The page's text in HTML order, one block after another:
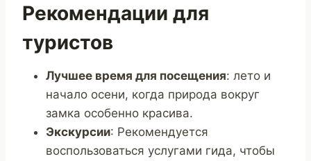
Рекомендации для
туристов
Лучшее время для посещения: лето и
начало осени, когда природа вокруг
замка особенно красива.
Экскурсии: Рекомендуется
воспользоваться услугами гида, чтобы